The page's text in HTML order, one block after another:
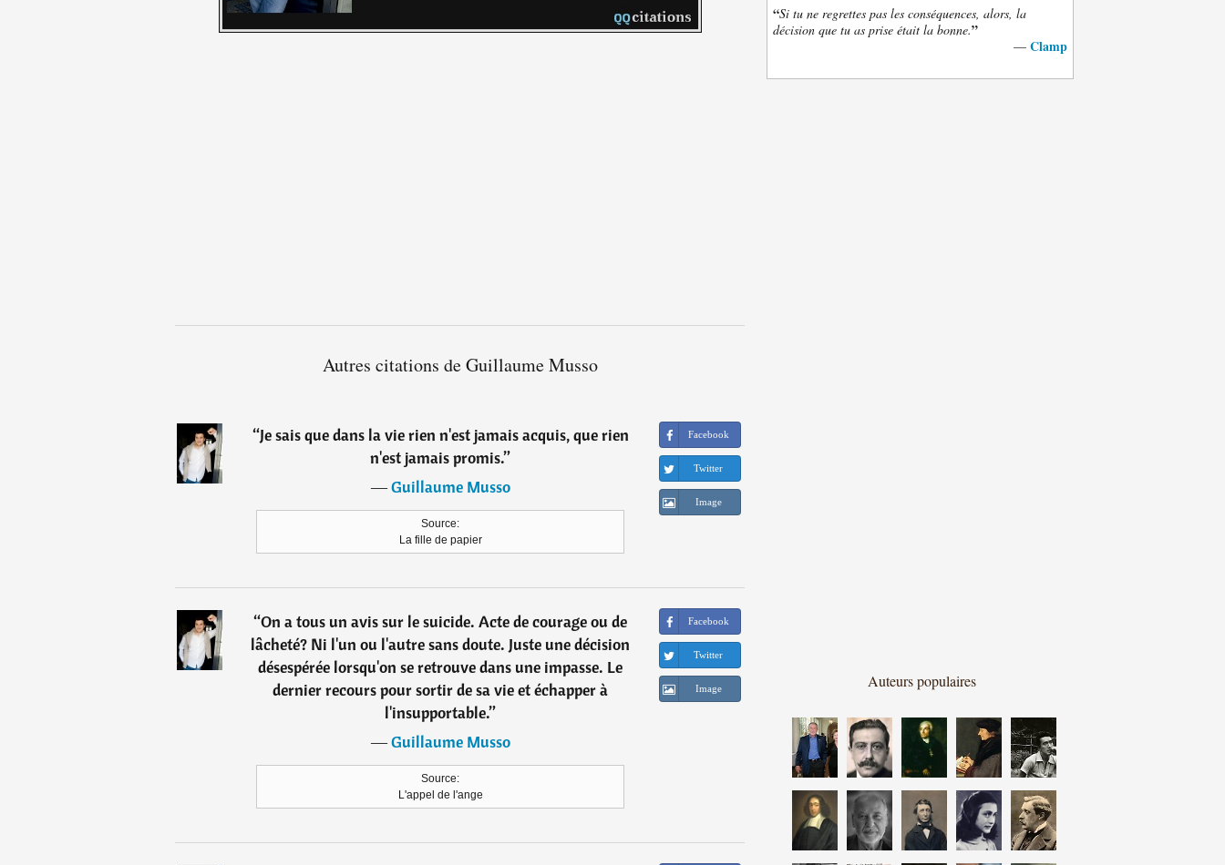
Autres citations de Guillaume Musso
“Je sais que dans la vie rien n'est jamais acquis, que rien
n'est jamais promis.”
―Guillaume Musso
Source:
La fille de papier
Facebook
Twitter
Image
“On a tous un avis sur le suicide. Acte de courage ou de
lâcheté? Ni l'un ou l'autre sans doute. Juste une décision
désespérée lorsqu'on se retrouve dans une impasse. Le
dernier recours pour sortir de sa vie et échapper à
l'insupportable.”
―Guillaume Musso
Source:
L'appel de l'ange
Facebook
Twitter
Image
“Si tu ne regrettes pas les conséquences, alors, la
décision que tu as prise était la bonne.”
— Clamp
Auteurs populaires